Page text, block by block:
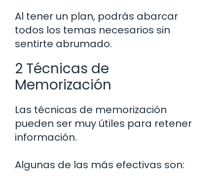
Al tener un plan, podrás abarcar
todos los temas necesarios sin
sentirte abrumado.
2 Técnicas de
Memorización
Las técnicas de memorización
pueden ser muy útiles para retener
información.
Algunas de las más efectivas son: